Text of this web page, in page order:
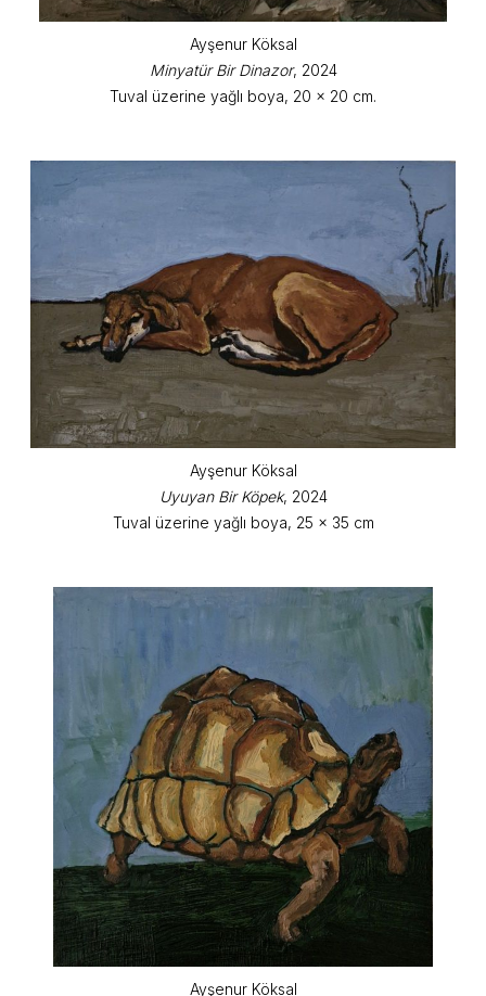
Ayşenur Köksal
Minyatür Bir Dinazor, 2024
Tuval üzerine yağlı boya, 20 x 20 cm.
Ayşenur Köksal
Uyuyan Bir Köpek, 2024
Tuval üzerine yağlı boya, 25 x 35 cm
Ayşenur Köksal